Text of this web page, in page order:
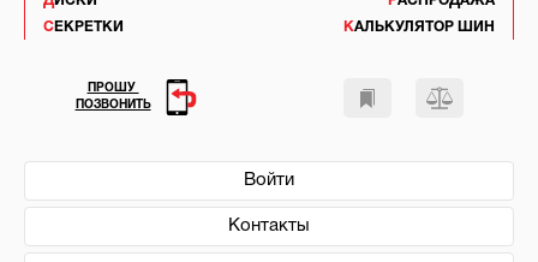
СЕКРЕТКИ
КАЛЬКУЛЯТОР ШИН
Войти
Контакты
ПРОШУ
ПОЗВОНИТЬ